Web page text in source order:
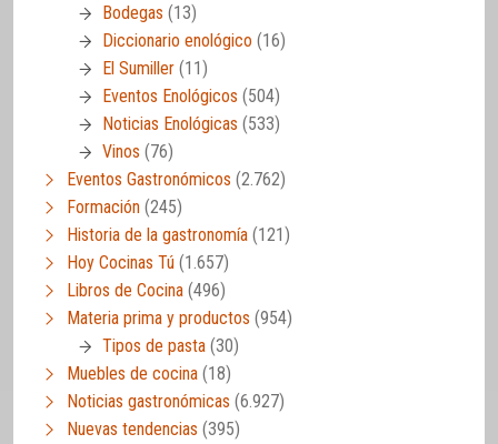
Bodegas (13)
Diccionario enológico (16)
El Sumiller (11)
Eventos Enológicos (504)
Noticias Enológicas (533)
Vinos (76)
Eventos Gastronómicos (2.762)
Formación (245)
Historia de la gastronomía (121)
Hoy Cocinas Tú (1.657)
Libros de Cocina (496)
Materia prima y productos (954)
Tipos de pasta (30)
Muebles de cocina (18)
Noticias gastronómicas (6.927)
Nuevas tendencias (395)